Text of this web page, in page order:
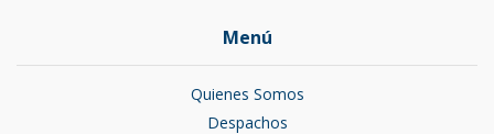
Menú
Quienes Somos
Despachos